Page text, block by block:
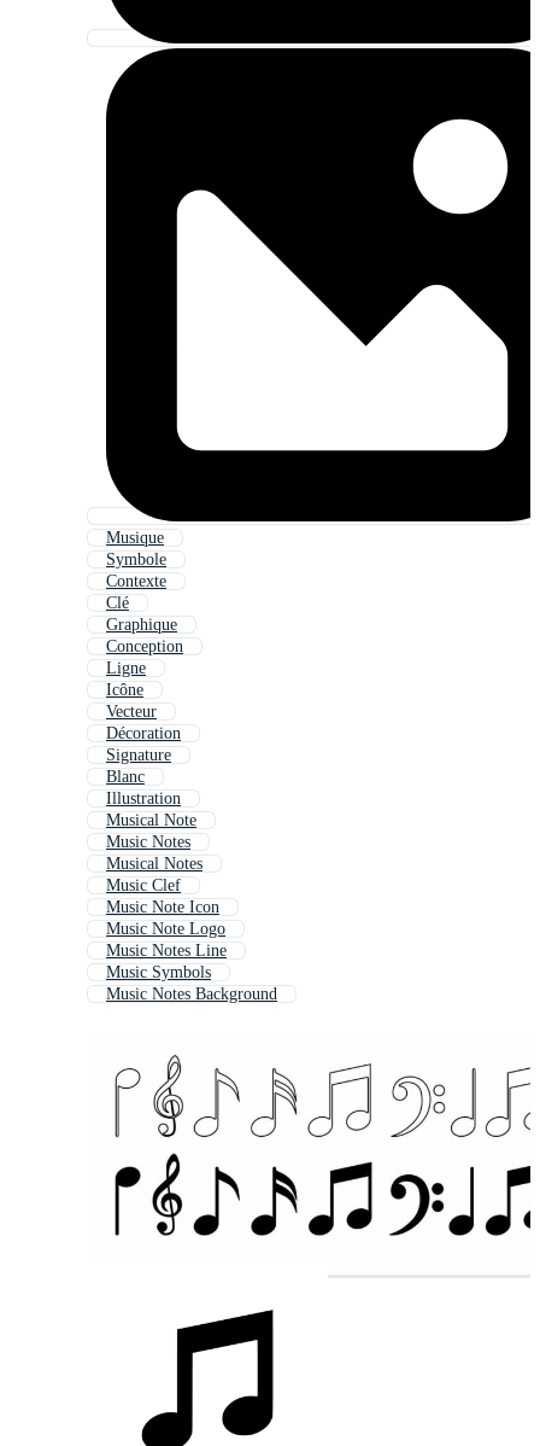
Musique
Symbole
Contexte
Clé
Graphique
Conception
Ligne
Icône
Vecteur
Décoration
Signature
Blanc
Illustration
Musical Note
Music Notes
Musical Notes
Music Clef
Music Note Icon
Music Note Logo
Music Notes Line
Music Symbols
Music Notes Background